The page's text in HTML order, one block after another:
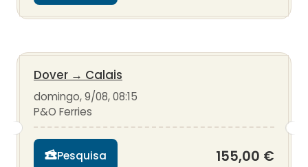
Dover → Calais
domingo, 9/08, 08:15
P&O Ferries
Pesquisa 155,00 €